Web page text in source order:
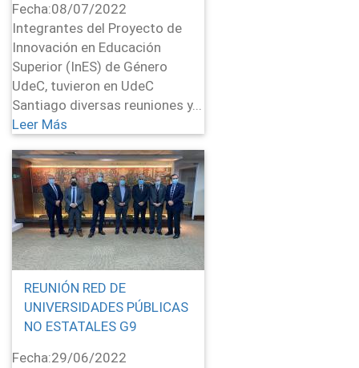
Fecha:08/07/2022
Integrantes del Proyecto de
Innovación en Educación
Superior (InES) de Género
UdeC, tuvieron en UdeC
Santiago diversas reuniones y...
Leer Más
REUNIÓN RED DE
UNIVERSIDADES PÚBLICAS
NO ESTATALES G9
Fecha:29/06/2022